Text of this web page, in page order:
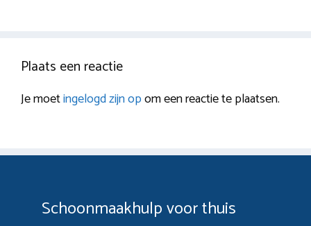
Plaats een reactie
Je moetingelogd zijn opom een reactie te plaatsen.
Schoonmaakhulp voor thuis